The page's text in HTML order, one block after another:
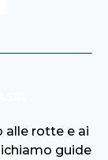
alle rotte e ai
guide